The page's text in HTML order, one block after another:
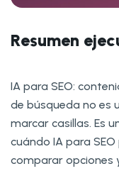
Resumen
IA para SEO:
de búsqueda no es
marcar casillas. Es
cuándo IA para
comparar opciones